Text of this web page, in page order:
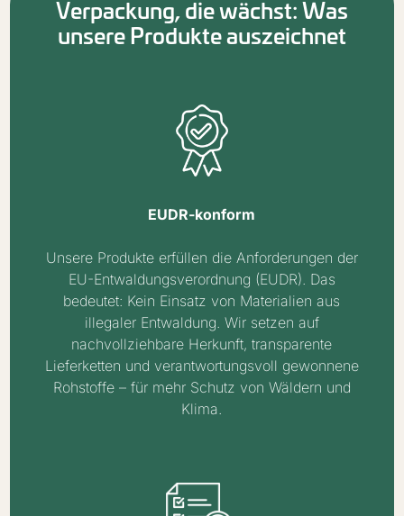
Verpackung, die wächst: Was
unsere Produkte auszeichnet
EUDR-konform
Unsere Produkte erfüllen die Anforderungen der
EU-Entwaldungsverordnung (EUDR). Das
bedeutet: Kein Einsatz von Materialien aus
illegaler Entwaldung. Wir setzen auf
nachvollziehbare Herkunft, transparente
Lieferketten und verantwortungsvoll gewonnene
Rohstoffe – für mehr Schutz von Wäldern und
Klima.